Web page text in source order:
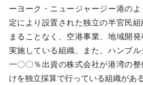
ーヨーク・ニュージャージー港の
定により設置された独立の半官民
まることなく、空港事業、地域開
実施している組織、また、ハンブ
一〇〇％出資の株式会社が港湾の
けを独立採算で行っている組織があ